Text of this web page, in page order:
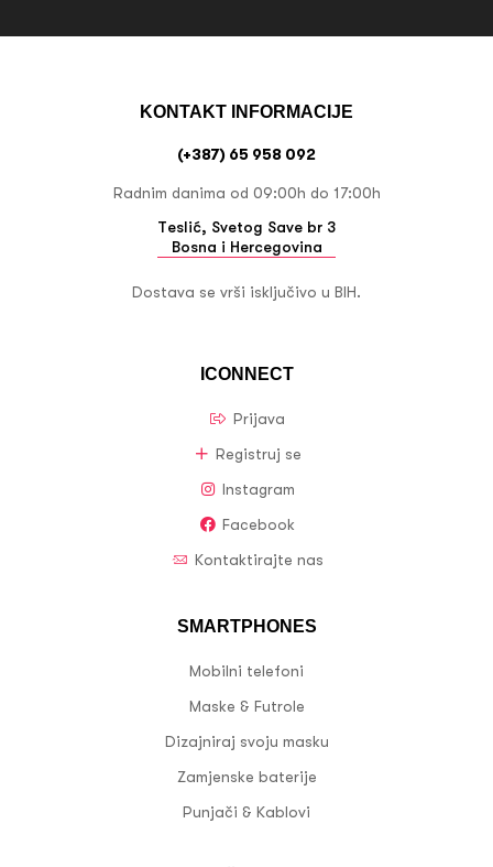
ICONNECT
Prijava
Registruj se
Instagram
Facebook
Kontaktirajte nas
SMARTPHONES
Mobilni telefoni
Maske & Futrole
Dizajniraj svoju masku
Zamjenske baterije
Punjači & Kablovi
KONTAKT INFORMACIJE
(+387) 65 958 092
Radnim danima od 09:00h do 17:00h
Teslić, Svetog Save br 3
Bosna i Hercegovina
Dostava se vrši isključivo u BIH.